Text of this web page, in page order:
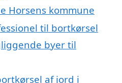
Horsens kommune
til bortkørsel
byer til
af jord i